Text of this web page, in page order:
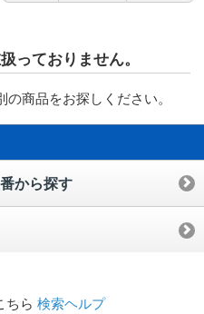
っておりません。
商品をお探しください。
から探す
ちら 検索ヘルプ